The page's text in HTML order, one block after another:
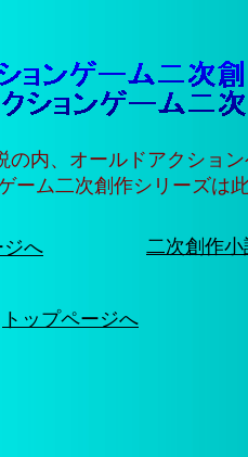
の内、オールドアクショ
ーム二次創作シリーズは
二次創作
ジへ
トップページへ